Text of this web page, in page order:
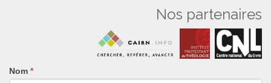
Nos partenaires
Nom *
Si